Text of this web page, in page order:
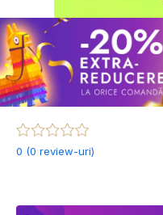
0 (0 review-uri)